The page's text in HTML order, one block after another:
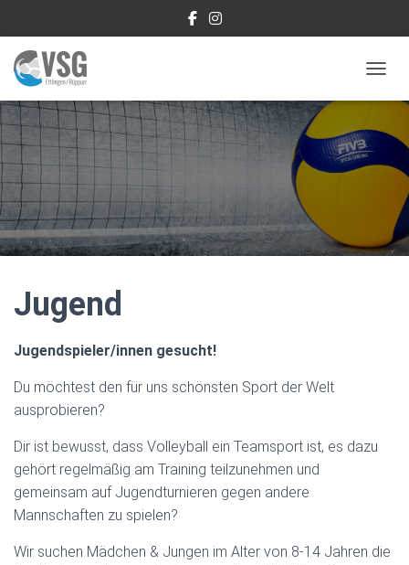
Jugend
Jugendspieler/innen gesucht!
Du möchtest den für uns schönsten Sport der Welt
ausprobieren?
Dir ist bewusst, dass Volleyball ein Teamsport ist, es dazu
gehört regelmäßig am Training teilzunehmen und
gemeinsam auf Jugendturnieren gegen andere
Mannschaften zu spielen?
Wir suchen Mädchen & Jungen im Alter von 8-14 Jahren die